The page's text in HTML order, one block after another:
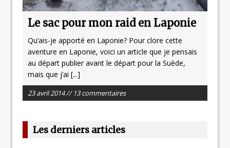
Le sac pour mon raid en Laponie
Qu’ais-je apporté en Laponie? Pour clore cette
aventure en Laponie, voici un article que je pensais
au départ publier avant le départ pour la Suède,
mais que j’ai [...]
23 avril 2014 // 13 commentaires
Les derniers articles